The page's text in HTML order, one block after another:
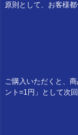
原則として、お客様
ご購入いただくと、
ント=1円」として次